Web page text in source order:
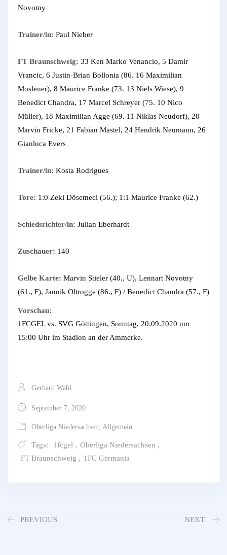
Novotny
Trainer/in: Paul Nieber
FT Braunschweig: 33 Ken Marko Venancio, 5 Damir
Vrancic, 6 Justin-Brian Bollonia (86. 16 Maximilian
Moslener), 8 Maurice Franke (73. 13 Niels Wiese), 9
Benedict Chandra, 17 Marcel Schreyer (75. 10 Nico
Müller), 18 Maximilian Agge (69. 11 Niklas Neudorf), 20
Marvin Fricke, 21 Fabian Mastel, 24 Hendrik Neumann, 26
Gianluca Evers
Trainer/in: Kosta Rodrigues
Tore: 1:0 Zeki Dösemeci (56.); 1:1 Maurice Franke (62.)
Schiedsrichter/in: Julian Eberhardt
Zuschauer: 140
Gelbe Karte: Marvin Stieler (40., U), Lennart Novotny
(61., F), Jannik Oltrogge (86., F) / Benedict Chandra (57., F)
Vorschau:
1FCGEL vs. SVG Göttingen, Sonntag, 20.09.2020 um
15:00 Uhr im Stadion an der Ammerke.
Gerhard Wahl
September 7, 2020
Oberliga Niedersachsen, Allgemein
Tags: 1fcgel , Oberliga Niedersachsen ,
FT Braunschweig , 1FC Germania
PREVIOUS NEXT